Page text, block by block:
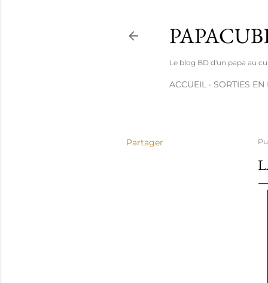
Le blog BD d'un papa au
ACCUEIL SORTIES
Partager